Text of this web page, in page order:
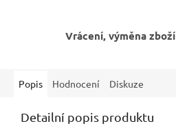
Vrácení, výměna zboží
Popis Hodnocení Diskuze
Detailní popis produktu